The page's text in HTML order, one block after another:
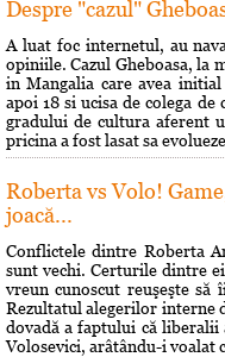
Despre "cazul"
A luat foc internetul, au
opiniile. Cazul Gheboasa, la
in Mangalia care avea
apoi 18 si ucisa de colega
gradului de cultura aferent
pricina a fost lasat sa
Roberta vs Volo!
joacă...
Conflictele dintre Roberta
sunt vechi. Certurile dintre
vreun cunoscut reuşeşte să
Rezultatul alegerilor interne
dovadă a faptului că
Volosevici, arâtându-i voalat